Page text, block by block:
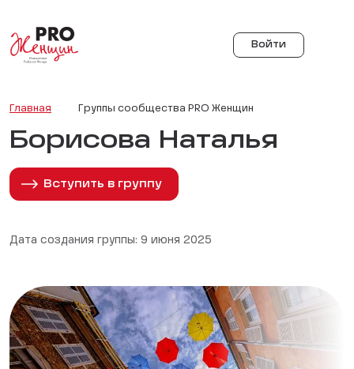
Войти
Главная Группы сообщества PRO Женщин
Борисова Наталья
Вступить в группу
Дата создания группы: 9 июня 2025